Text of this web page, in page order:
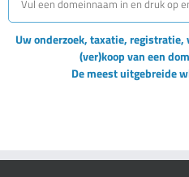
Uw onderzoek, taxatie,
(ver)koop van een
De meest uitgebreide